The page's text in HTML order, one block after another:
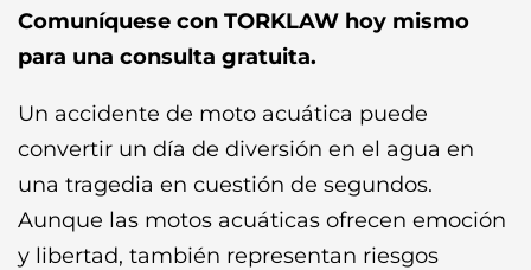
Comuníquese con TORKLAW hoy mismo
para una consulta gratuita.
Un accidente de moto acuática puede
convertir un día de diversión en el agua en
una tragedia en cuestión de segundos.
Aunque las motos acuáticas ofrecen emoción
y libertad, también representan riesgos